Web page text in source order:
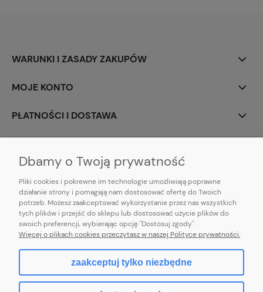
WARUNKI I ZASADY ZAKUPÓW
MOJE KONTO
PŁATNOŚCI I DOSTAWA
E-mail:pl101sukienek@gmail.com
101sukienek.pl
ul. Piotrkowska 317/11, Łódź 93-035, woj. łódzkie
pokaż pełną wersję strony
Dbamy o Twoją prywatność
Pliki cookies i pokrewne im technologie umożliwiają poprawne
działanie strony i pomagają nam dostosować ofertę do Twoich
potrzeb. Możesz zaakceptować wykorzystanie przez nas wszystkich
tych plików i przejść do sklepu lub dostosować użycie plików do
swoich preferencji, wybierając opcję "Dostosuj zgody".
Więcej o plikach cookies przeczytasz w naszej Polityce prywatności.
zaakceptuj tylko niezbędne